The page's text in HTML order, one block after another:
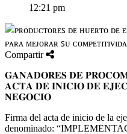
12:21 pm
Compartir
𝐆𝐀𝐍𝐀𝐃𝐎𝐑𝐄𝐒 𝐃𝐄
𝐀𝐂𝐓𝐀 𝐃𝐄 𝐈𝐍𝐈𝐂𝐈𝐎 𝐃𝐄
𝐍𝐄𝐆𝐎𝐂𝐈𝐎
Firma del acta de inicio de la
denominado: